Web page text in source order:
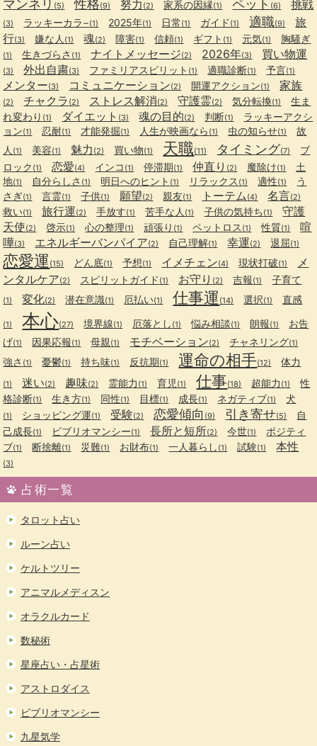
マンネリ (5) 性格(9) 努力 (2) 家系の因縁(1) ペット (6) 挑戦
(3) ラッキーカラ−(1) 2025年(1) 日常 (1) ガイド (1) 適職(9)
旅
行(3) 嫌な人 (1) 魂(2) 障害(1) 信頼(1) ギフト (1) 元気(1) 胸騒ぎ
(1) 生きづらさ (1) ナイトメッセージ(2) 2026年(3) 買い物運
(3) 外出自粛(3) ファミリアスピリット (1) 適職診断(1) 予言(1)
メンター(3) コミュニケーション(2) 開運アクション(1) 家族
(2) チャクラ (2) ストレス解消(2) 守護霊(2) 気分転換(1)
生ま
れ変わり (1) ダイエット (3) 魂の目的(2) 判断(1)
ラッキーアクシ
ョン(1) 忍耐(1) 才能発掘(1) 人生が映画なら (1) 虫の知らせ(1)
故
人 (1) 美容(1) 魅力 (2) 買い物(1) 天職(11) タイミング(7)
ブ
ロック (1) 恋愛(4) インコ (1) 停滞期(1) 仲直り (2) 魔除け(1)
土
地(1) 自分らしさ (1) 明日へのヒント (1) リラックス (1) 適性(1)
う
さぎ(1) 言霊(1) 子供(1) 願望(2) 親友(1) トーテム (4) 名言(2)
救い(1) 旅行運(2) 手放す(1) 苦手な人 (1) 子供の気持ち(1)
守護
天使(2) 啓示(1) 心の整理(1) 頑張り (1) ペットロス (1) 性質(1)
喧
嘩(3) エネルギーバンパイア(2) 自己理解(1) 幸運(2) 退屈(1)
恋愛運 (15) どん底(1) 予想(1) イメチェン(4) 現状打破(1)
メ
ンタルケア(2) スピリットガイド (1) お守り (2) 吉報(1) 子育て
(1) 変化(2) 潜在意識(1) 厄払い(1) 仕事運 (14) 選択(1) 直感
(1) 本心(27) 境界線(1) 厄落とし (1) 悩み相談(1) 朗報(1)
お告
げ(1) 因果応報(1) 母親(1) モチベーション(2) チャネリング(1)
強さ (1) 憂鬱(1) 持ち味(1) 反抗期(1) 運命の相手(12) 体力
(1) 迷い(2) 趣味(2) 霊能力 (1) 育児 (1) 仕事(18) 超能力 (1)
性
格診断(1) 生き方(1) 同性(1) 目標(1) 成長(1) ネガティブ(1) 犬
(1) ショッピング運(1) 受験(2) 恋愛傾向 (9) 引き寄せ(5)
自
己成長(1) ビブリオマンシー(1) 長所と短所(2) 今世(1)
ポジティ
ブ(1) 断捨離(1) 災難(1) お財布(1) 一人暮らし (1) 試験(1) 本性
(3)
占術一覧
タロット占い
ルーン占い
ケルトツリー
アニマルメディスン
オラクルカード
数秘術
星座占い・占星術
アストロダイス
ビブリオマンシー
九星気学